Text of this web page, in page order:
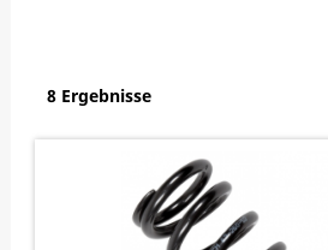
8 Ergebnisse